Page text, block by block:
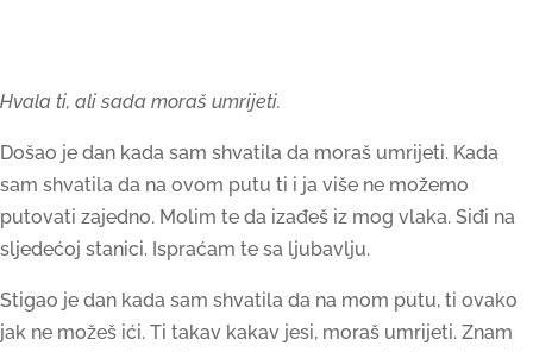
Hvala ti, ali sada moraš umrijeti.
Došao je dan kada sam shvatila da moraš umrijeti. Kada
sam shvatila da na ovom putu ti i ja više ne možemo
putovati zajedno. Molim te da izađeš iz mog vlaka. Siđi na
sljedećoj stanici. Ispraćam te sa ljubavlju.
Stigao je dan kada sam shvatila da na mom putu, ti ovako
jak ne možeš ići. Ti takav kakav jesi, moraš umrijeti. Znam